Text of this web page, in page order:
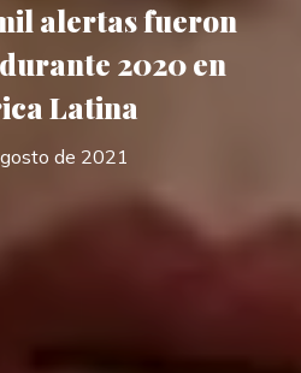
alertas fueron
2020 en
Latina
de 2021